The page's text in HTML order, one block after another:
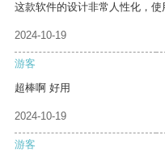
这款软件的设计非常人性化，使
2024-10-19
游客
超棒啊 好用
2024-10-19
游客